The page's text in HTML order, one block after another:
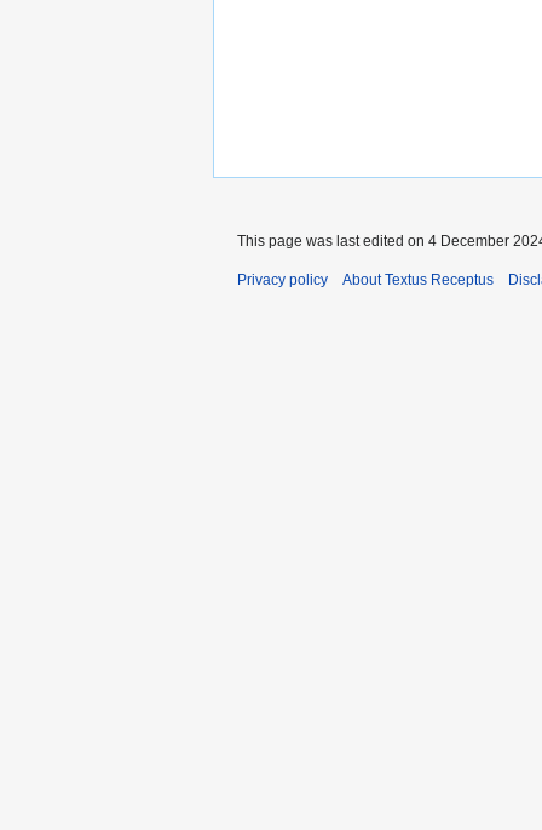
This page was last edited on 4 December
Privacy policy About Textus Receptus